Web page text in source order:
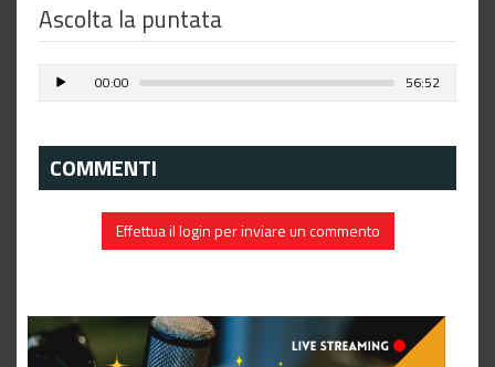
Ascolta la puntata
00:00 56:52
COMMENTI
Effettua il login per inviare un commento